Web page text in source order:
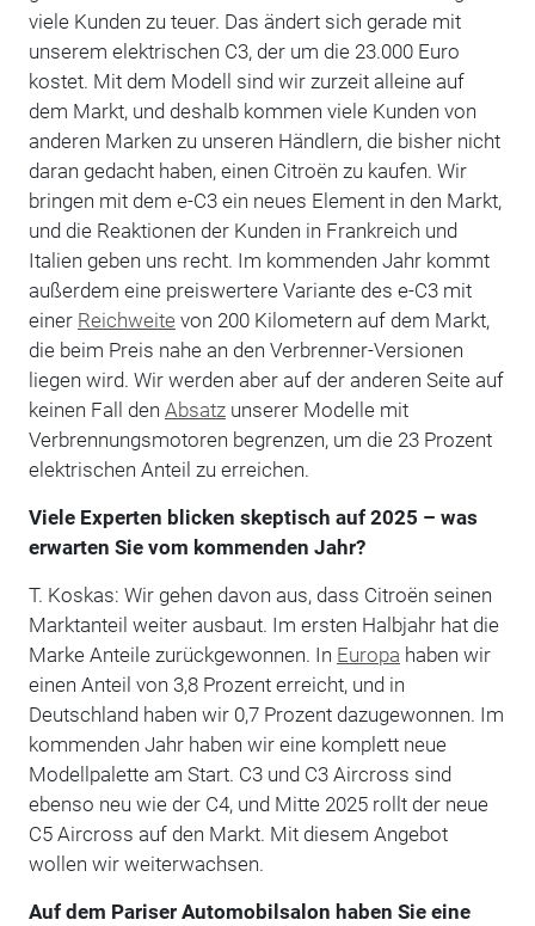
viele Kunden zu teuer. Das ändert sich gerade mit
unserem elektrischen C3, der um die 23.000 Euro
kostet. Mit dem Modell sind wir zurzeit alleine auf
dem Markt, und deshalb kommen viele Kunden von
anderen Marken zu unseren Händlern, die bisher nicht
daran gedacht haben, einen Citroën zu kaufen. Wir
bringen mit dem e-C3 ein neues Element in den Markt,
und die Reaktionen der Kunden in Frankreich und
Italien geben uns recht. Im kommenden Jahr kommt
außerdem eine preiswertere Variante des e-C3 mit
einer Reichweite von 200 Kilometern auf dem Markt,
die beim Preis nahe an den Verbrenner-Versionen
liegen wird. Wir werden aber auf der anderen Seite auf
keinen Fall den Absatzunserer Modelle mit
Verbrennungsmotoren begrenzen, um die 23 Prozent
elektrischen Anteil zu erreichen.
Viele Experten blicken skeptisch auf 2025 – was
erwarten Sie vom kommenden Jahr?
T. Koskas: Wir gehen davon aus, dass Citroën seinen
Marktanteil weiter ausbaut. Im ersten Halbjahr hat die
Marke Anteile zurückgewonnen. In Europa haben wir
einen Anteil von 3,8 Prozent erreicht, und in
Deutschland haben wir 0,7 Prozent dazugewonnen. Im
kommenden Jahr haben wir eine komplett neue
Modellpalette am Start. C3 und C3 Aircross sind
ebenso neu wie der C4, und Mitte 2025 rollt der neue
C5 Aircross auf den Markt. Mit diesem Angebot
wollen wir weiterwachsen.
Auf dem Pariser Automobilsalon haben Sie eine